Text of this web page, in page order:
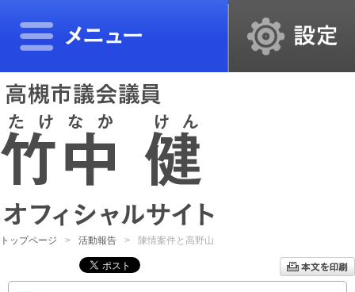
トップページ 活動報告 陳情案件と高野山